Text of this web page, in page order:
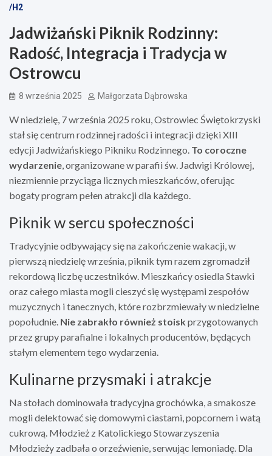
/H2
Jadwiżański Piknik Rodzinny:
Radość, Integracja i Tradycja w
Ostrowcu
8 września 2025 Małgorzata Dąbrowska
W niedzielę, 7 września 2025 roku, Ostrowiec Świętokrzyski
stał się centrum rodzinnej radości i integracji dzięki XIII
edycji Jadwiżańskiego Pikniku Rodzinnego. To coroczne
wydarzenie , organizowane w parafii św. Jadwigi Królowej,
niezmiennie przyciąga licznych mieszkańców, oferując
bogaty program pełen atrakcji dla każdego.
Piknik w sercu społeczności
Tradycyjnie odbywający się na zakończenie wakacji, w
pierwszą niedzielę września, piknik tym razem zgromadził
rekordową liczbę uczestników. Mieszkańcy osiedla Stawki
oraz całego miasta mogli cieszyć się występami zespołów
muzycznych i tanecznych, które rozbrzmiewały w niedzielne
popołudnie. Nie zabrakło również stoiskprzygotowanych
przez grupy parafialne i lokalnych producentów, będących
stałym elementem tego wydarzenia.
Kulinarne przysmaki i atrakcje
Na stołach dominowała tradycyjna grochówka, a smakosze
mogli delektować się domowymi ciastami, popcornem i watą
cukrową. Młodzież z Katolickiego Stowarzyszenia
Młodzieży zadbała o orzeźwienie, serwując lemoniadę. Dla